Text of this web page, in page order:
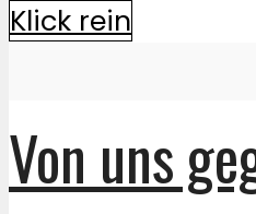
Klick rein
Von uns